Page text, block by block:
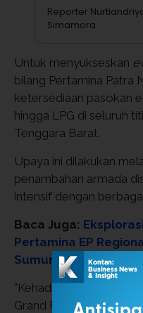
Reporter
Simamora
Untuk menyukseskan
bilang Pertamina Patra
ketersediaan pasokan
hingga LPG di seluruh
Tenggara Barat.
Upaya ini dilakukan
penambahan armada
intensif dengan
Baca Juga:
Pertamina EP
Sumur BIT-001
"Kehadiran Mandalika
Grand Prix of